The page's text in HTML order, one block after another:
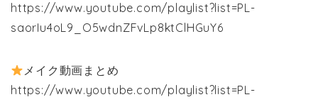
https://www.youtube.com/playlist?list=PL-
saorIu4oL9_O5wdnZFvLp8ktClHGuY6
メイク動画まとめ
https://www.youtube.com/playlist?list=PL-